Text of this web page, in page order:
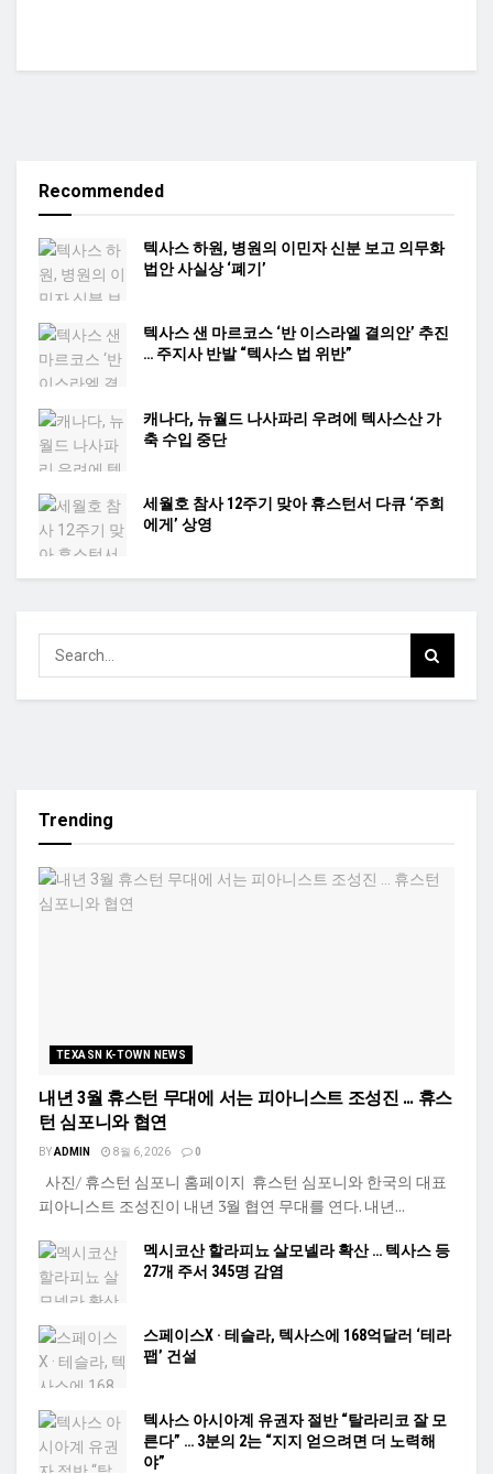
Recommended
텍사스 하원, 병원의 이민자 신분 보고 의무화
법안 사실상 ‘폐기’
텍사스 샌 마르코스 ‘반 이스라엘 결의안’ 추진
… 주지사 반발 “텍사스 법 위반”
캐나다, 뉴월드 나사파리 우려에 텍사스산 가
축 수입 중단
세월호 참사 12주기 맞아 휴스턴서 다큐 ‘주희
에게’ 상영
Trending
TEXASN K-TOWN NEWS
내년 3월 휴스턴 무대에 서는 피아니스트 조성진 … 휴스
턴 심포니와 협연
BYADMIN 8월 6, 2026 0
사진/ 휴스턴 심포니 홈페이지 휴스턴 심포니와 한국의 대표
피아니스트 조성진이 내년 3월 협연 무대를 연다. 내년...
멕시코산 할라피뇨 살모넬라 확산 … 텍사스 등
27개 주서 345명 감염
스페이스X · 테슬라, 텍사스에 168억달러 ‘테라
팹’ 건설
텍사스 아시아계 유권자 절반 “탈라리코 잘 모
른다” … 3분의 2는 “지지 얻으려면 더 노력해
야”